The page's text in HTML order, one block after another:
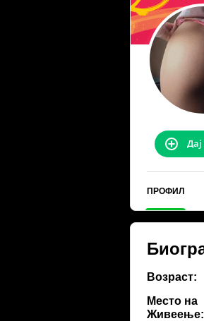
ПРОФИЛ
Возраст:
Место на
Живеење: